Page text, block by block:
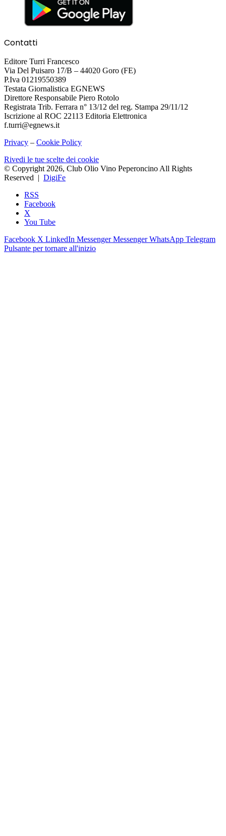
Contatti
Editore Turri Francesco
Via Del Puisaro 17/B – 44020 Goro (FE)
P.Iva 01219550389
Testata Giornalistica EGNEWS
Direttore Responsabile Piero Rotolo
Registrata Trib. Ferrara n° 13/12 del reg. Stampa 29/11/12
Iscrizione al ROC 22113 Editoria Elettronica
f.turri@egnews.it
Privacy – Cookie Policy
Rivedi le tue scelte dei cookie
© Copyright 2026, Club Olio Vino Peperoncino All Rights
Reserved | DigiFe
RSS
Facebook
X
You Tube
Facebook X LinkedIn Messenger Messenger WhatsApp Telegram
Pulsante per tornare all'inizio